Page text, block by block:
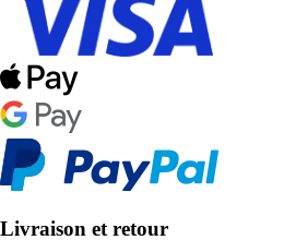
Livraison et retour